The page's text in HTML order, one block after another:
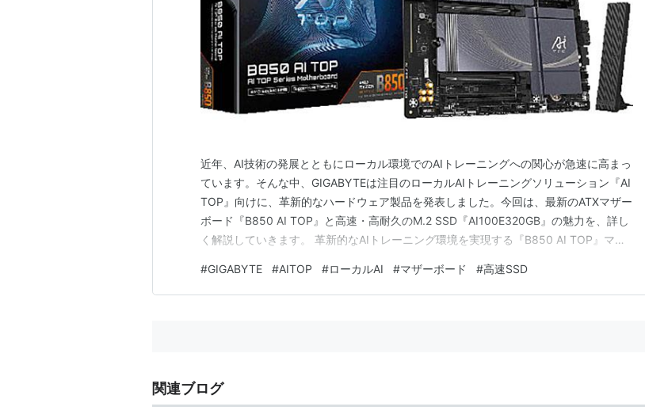
近年、AI技術の発展とともにローカル環境でのAIトレーニングへの関心が急速に高まっ
ています。そんな中、GIGABYTEは注目のローカルAIトレーニングソリューション『AI
TOP』向けに、革新的なハードウェア製品を発表しました。今回は、最新のATXマザー
ボード『B850 AI TOP』と高速・高耐久のM.2 SSD『AI100E320GB』の魅力を、詳し
く解説していきます。 革新的なAIトレーニング環境を実現する『B850 AI TOP』マザ
先進のワイヤレス通信 AIトレーニングに最適な『AI100E320GB』…
#GIGABYTE #AITOP #ローカルAI #マザーボード #高速SSD
関連ブログ